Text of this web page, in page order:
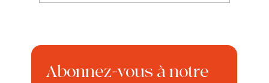
Abonnez-vous à notre